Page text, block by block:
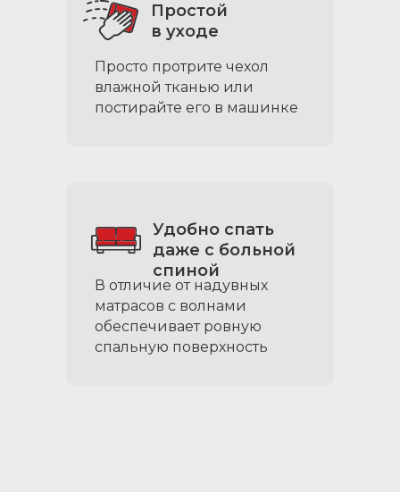
Простой
в уходе
Просто протрите чехол
влажной тканью или
постирайте его в машинке
Удобно спать
даже с больной
спиной
В отличие от надувных
матрасов с волнами
обеспечивает ровную
спальную поверхность